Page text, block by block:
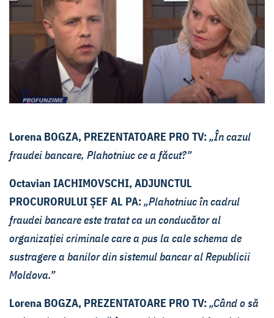
Lorena BOGZA, PREZENTATOARE PRO TV:„În cazul
fraudei bancare, Plahotniuc ce a făcut?”
Octavian IACHIMOVSCHI, ADJUNCTUL
PROCURORULUI ȘEF AL PA:„Plahotniuc în cadrul
fraudei bancare este tratat ca un conducător al
organizației criminale care a pus la cale schema de
sustragere a banilor din sistemul bancar al Republicii
Moldova.”
Lorena BOGZA, PREZENTATOARE PRO TV:„Când o să